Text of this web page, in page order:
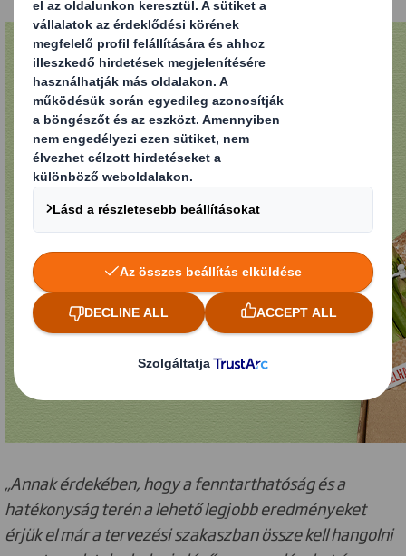
„Annak érdekében, hogy a fenntarthatóság és a
hatékonyság terén a lehető legjobb eredményeket
érjük el már a tervezési szakaszban össze kell hangolni